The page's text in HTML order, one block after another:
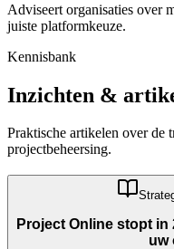
Adviseert organisaties over
juiste platformkeuze.
Kennisbank
Inzichten &
Praktische artikelen over de
projectbeheersing.
Project Online stopt
uw